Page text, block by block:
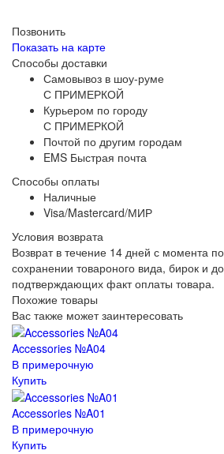
Позвонить
Показать на карте
Способы доставки
Самовывоз в шоу-руме
С ПРИМЕРКОЙ
Курьером по городу
С ПРИМЕРКОЙ
Почтой по другим городам
EMS Быстрая почта
Способы оплаты
Наличные
Visa/Mastercard/МИР
Условия возврата
Возврат в течение 14 дней с момента
сохранении товароного вида, бирок и
подтверждающих факт оплаты товара.
Похожие товары
Вас также может заинтересовать
Accessories №A04
В примерочную
Купить
Accessories №A01
В примерочную
Купить